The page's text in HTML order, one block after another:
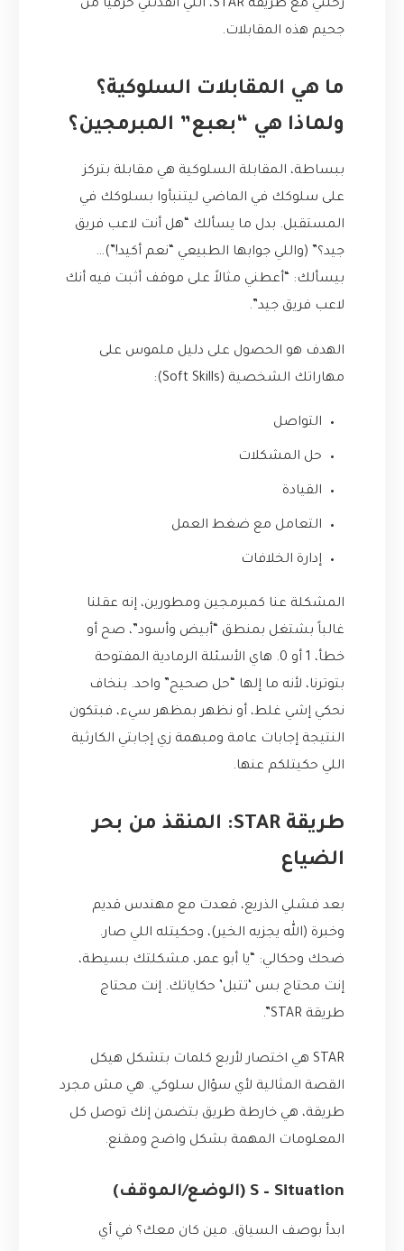
رحلتي مع طريقة STAR، اللي أنقذتني حرفياً من
جحيم هذه المقابلات.
ما هي المقابلات السلوكية؟
ولماذا هي “بعبع” المبرمجين؟
ببساطة، المقابلة السلوكية هي مقابلة بتركز
على سلوكك في الماضي ليتنبأوا بسلوكك في
المستقبل. بدل ما يسألك “هل أنت لاعب فريق
جيد؟” (واللي جوابها الطبيعي “نعم أكيد!”)…
بيسألك: “أعطني مثالاً على موقف أثبت فيه أنك
لاعب فريق جيد”.
الهدف هو الحصول على دليل ملموس على
مهاراتك الشخصية (Soft Skills):
التواصل
حل المشكلات
القيادة
التعامل مع ضغط العمل
إدارة الخلافات
المشكلة عنا كمبرمجين ومطورين، إنه عقلنا
غالباً بشتغل بمنطق “أبيض وأسود”، صح أو
خطأ، 1 أو 0. هاي الأسئلة الرمادية المفتوحة
بتوترنا، لأنه ما إلها “حل صحيح” واحد. بنخاف
نحكي إشي غلط، أو نظهر بمظهر سيء، فبتكون
النتيجة إجابات عامة ومبهمة زي إجابتي الكارثية
اللي حكيتلكم عنها.
طريقة STAR: المنقذ من بحر
الضياع
بعد فشلي الذريع، قعدت مع مهندس قديم
وخبرة (الله يجزيه الخير)، وحكيتله اللي صار.
ضحك وحكالي: “يا أبو عمر، مشكلتك بسيطة،
إنت محتاج بس ‘تتبل’ حكاياتك. إنت محتاج
طريقة STAR”.
STAR هي اختصار لأربع كلمات بتشكل هيكل
القصة المثالية لأي سؤال سلوكي. هي مش مجرد
طريقة، هي خارطة طريق بتضمن إنك توصل كل
المعلومات المهمة بشكل واضح ومقنع.
S – Situation (الوضع/الموقف)
ابدأ بوصف السياق. مين كان معك؟ في أي